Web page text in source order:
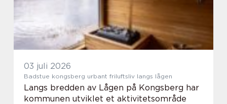
03 juli 2026
Badstue kongsberg urbant friluftsliv langs lågen
Langs bredden av Lågen på Kongsberg har
kommunen utviklet et aktivitetsområde